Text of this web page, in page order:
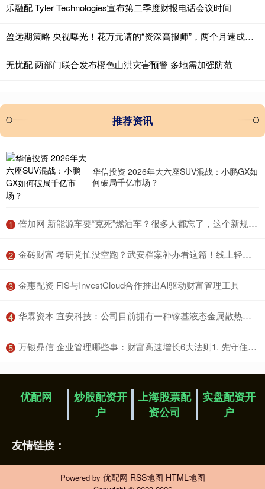
乐融配 Tyler Technologies宣布第二季度财报电话会议时间
盈远期策略 央视曝光！花万元请的“资深高报师”，两个月速成、开口全是AI写的稿
无忧配 两部门联合发布橙色山洪灾害预警 多地需加强防范
推荐资讯
华信投资 2026年大六座SUV混战：小鹏GX如
何破局千亿市场？
1 ​倍加网 新能源车要“克死”燃油车？很多人都忘了，这个新规才是当头一棒
2 ​金砖财富 考研党忙没空跑？武安档案补办看这篇！线上轻松搞定档案补办！
3 ​金惠配资 FIS与InvestCloud合作推出AI驱动财富管理工具
4 ​华霖资本 宜安科技：公司目前拥有一种镓基液态金属散热技术专利，暂未开发具体产品对外销售
5 ​万银鼎信 企业管理哪些事：财富高速增长6大法则1. 先守住钱：不亏就是赚2. 让收入变多：提升“赚钱能力”3. 让钱生钱：建立被动收入4. 会花钱：越花越有钱5. 思维升级：富人最核心的秘诀6. 最重要一...
优配网
炒股配资开
户
上海股票配
资公司
实盘配资开
户
友情链接：
Powered by 优配网 RSS地图 HTML地图